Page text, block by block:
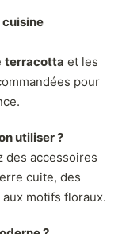
cuisine
terracotta et les
pour
utiliser ?
des accessoires
cuite, des
motifs floraux.